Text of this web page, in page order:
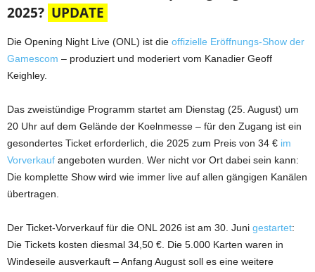
2025? UPDATE
Die Opening Night Live (ONL) ist die offizielle Eröffnungs-Show der
Gamescom – produziert und moderiert vom Kanadier Geoff
Keighley.
Das zweistündige Programm startet am Dienstag (25. August) um
20 Uhr auf dem Gelände der Koelnmesse – für den Zugang ist ein
gesondertes Ticket erforderlich, die 2025 zum Preis von 34 € im
Vorverkauf angeboten wurden. Wer nicht vor Ort dabei sein kann:
Die komplette Show wird wie immer live auf allen gängigen Kanälen
übertragen.
Der Ticket-Vorverkauf für die ONL 2026 ist am 30. Juni gestartet:
Die Tickets kosten diesmal 34,50 €. Die 5.000 Karten waren in
Windeseile ausverkauft – Anfang August soll es eine weitere